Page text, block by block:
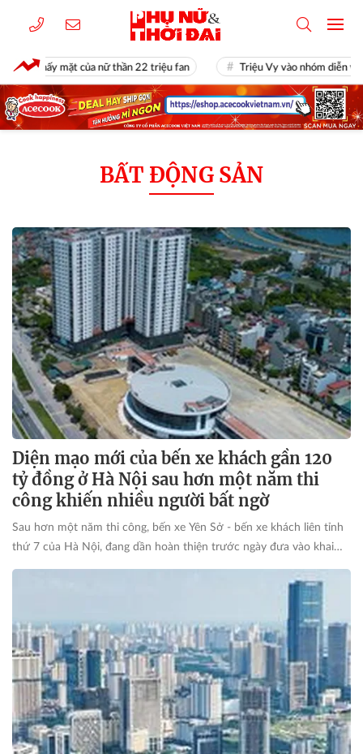
thấy mặt của nữ thần 22 triệu fan Triệu Vy vào nhóm diễn viên nữ
BẤT ĐỘNG SẢN
Diện mạo mới của bến xe khách gần 120
tỷ đồng ở Hà Nội sau hơn một năm thi
công khiến nhiều người bất ngờ
Sau hơn một năm thi công, bến xe Yên Sở - bến xe khách liên tỉnh
thứ 7 của Hà Nội, đang dần hoàn thiện trước ngày đưa vào khai
thác, hứa hẹn góp phần giảm áp lực cho các bến xe hiện hữu ở cửa